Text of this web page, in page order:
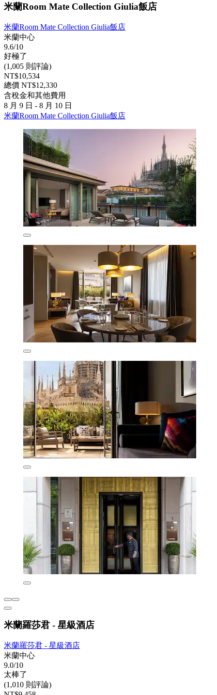
米蘭Room Mate Collection Giulia飯店
米蘭Room Mate Collection Giulia飯店
米蘭中心
9.6/10
好極了
(1,005 則評論)
NT$10,534
總價 NT$12,330
含稅金和其他費用
8 月 9 日 - 8 月 10 日
米蘭Room Mate Collection Giulia飯店
米蘭羅莎君 - 星級酒店
米蘭羅莎君 - 星級酒店
米蘭中心
9.0/10
太棒了
(1,010 則評論)